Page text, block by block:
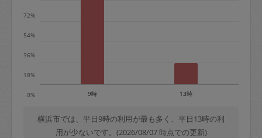
0%
18%
36%
54%
72%
9時 13時
横浜市では、平日9時の利用が最も多く、平日13時の利
用が少ないです。(2026/08/07 時点での更新)